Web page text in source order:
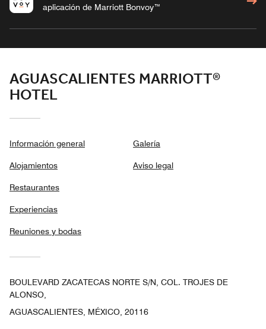
aplicación de Marriott Bonvoy™
AGUASCALIENTES MARRIOTT®
HOTEL
Información general
Alojamientos
Restaurantes
Experiencias
Reuniones y bodas
Galería
Aviso legal
BOULEVARD ZACATECAS NORTE S/N, COL. TROJES DE
ALONSO,
AGUASCALIENTES, MÉXICO, 20116